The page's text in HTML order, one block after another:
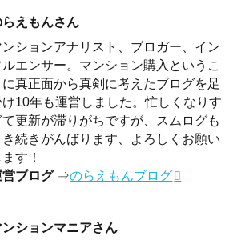
らえもんさん
ンションアナリスト、ブロガー、イン
ルエンサー。マンション購入というこ
に真正面から真剣に考えたブログを足
け10年も運営しました。忙しくなりす
て更新が滞りがちですが、スムログも
き続きがんばります、よろしくお願い
ます！
営ブログ⇒のらえもんブログ
ンションマニアさん